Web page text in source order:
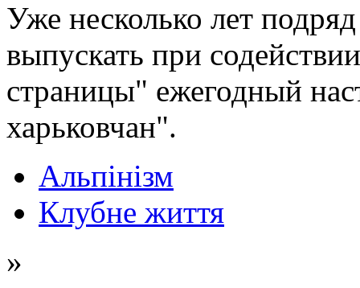
Уже несколько лет
выпускать при
страницы" ежегодный
харьковчан".
Альпінізм
Клубне життя
»